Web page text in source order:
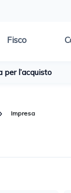
Fisco
l’acquisto
Impresa